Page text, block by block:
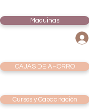
Maquinas
CAJAS DE AHORRO
Cursos y Capacitación